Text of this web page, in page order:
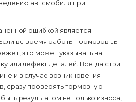
автомобиля при
ошибкой является
во время работы тормозов вы
это может указывать на
или дефект деталей. Всегда стоит
и в случае возникновения
сразу проверять тормозную
результатом не только износа,